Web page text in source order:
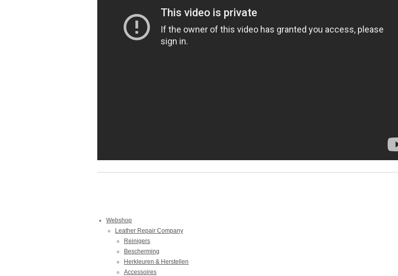
Webshop
Leather Repair Company
Reinigers
Bescherming
Herkleuren & Herstellen
Accessoires